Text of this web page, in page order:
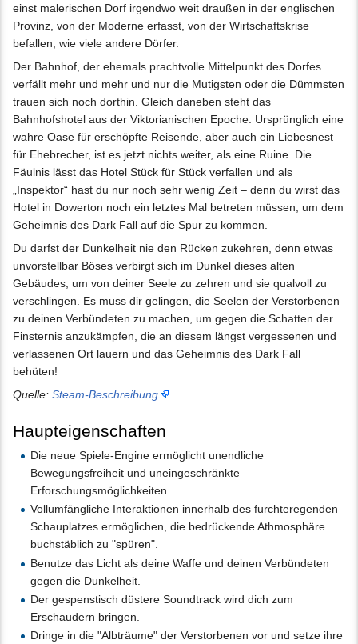
einst malerischen Dorf irgendwo weit draußen in der englischen
Provinz, von der Moderne erfasst, von der Wirtschaftskrise
befallen, wie viele andere Dörfer.
Der Bahnhof, der ehemals prachtvolle Mittelpunkt des Dorfes
verfällt mehr und mehr und nur die Mutigsten oder die Dümmsten
trauen sich noch dorthin. Gleich daneben steht das
Bahnhofshotel aus der Viktorianischen Epoche. Ursprünglich eine
wahre Oase für erschöpfte Reisende, aber auch ein Liebesnest
für Ehebrecher, ist es jetzt nichts weiter, als eine Ruine. Die
Fäulnis lässt das Hotel Stück für Stück verfallen und als
„Inspektor“ hast du nur noch sehr wenig Zeit – denn du wirst das
Hotel in Dowerton noch ein letztes Mal betreten müssen, um dem
Geheimnis des Dark Fall auf die Spur zu kommen.
Du darfst der Dunkelheit nie den Rücken zukehren, denn etwas
unvorstellbar Böses verbirgt sich im Dunkel dieses alten
Gebäudes, um von deiner Seele zu zehren und sie qualvoll zu
verschlingen. Es muss dir gelingen, die Seelen der Verstorbenen
zu deinen Verbündeten zu machen, um gegen die Schatten der
Finsternis anzukämpfen, die an diesem längst vergessenen und
verlassenen Ort lauern und das Geheimnis des Dark Fall
behüten!
Quelle: Steam-Beschreibung
Haupteigenschaften
Die neue Spiele-Engine ermöglicht unendliche
Bewegungsfreiheit und uneingeschränkte
Erforschungsmöglichkeiten
Vollumfängliche Interaktionen innerhalb des furchteregenden
Schauplatzes ermöglichen, die bedrückende Athmosphäre
buchstäblich zu "spüren".
Benutze das Licht als deine Waffe und deinen Verbündeten
gegen die Dunkelheit.
Der gespenstisch düstere Soundtrack wird dich zum
Erschaudern bringen.
Dringe in die "Albträume" der Verstorbenen vor und setze ihre